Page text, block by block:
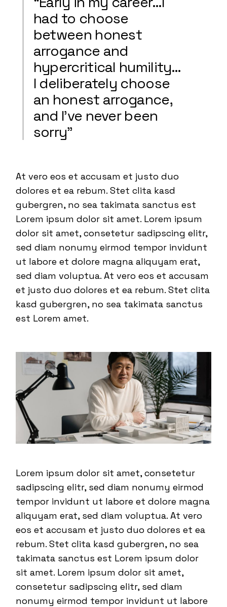
had to choose
between honest
arrogance and
hypercritical humility…
I deliberately choose
an honest arrogance,
and I’ve never been
sorry”
At vero eos et accusam et justo duo
dolores et ea rebum. Stet clita kasd
gubergren, no sea takimata sanctus est
Lorem ipsum dolor sit amet. Lorem ipsum
dolor sit amet, consetetur sadipscing elitr,
sed diam nonumy eirmod tempor invidunt
ut labore et dolore magna aliquyam erat,
sed diam voluptua. At vero eos et accusam
et justo duo dolores et ea rebum. Stet clita
kasd gubergren, no sea takimata sanctus
est Lorem amet.
Lorem ipsum dolor sit amet, consetetur
sadipscing elitr, sed diam nonumy eirmod
tempor invidunt ut labore et dolore magna
aliquyam erat, sed diam voluptua. At vero
eos et accusam et justo duo dolores et ea
rebum. Stet clita kasd gubergren, no sea
takimata sanctus est Lorem ipsum dolor
sit amet. Lorem ipsum dolor sit amet,
consetetur sadipscing elitr, sed diam
nonumy eirmod tempor invidunt ut labore